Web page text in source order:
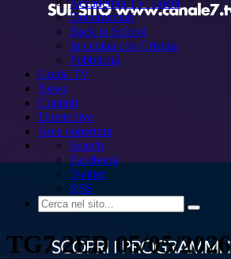
Accademia TV Talent
Documentari
Back to School
In cucina con Cristina
Pubblicità
Guida TV
News
Contatti
Dirette live
Area copertura
Search
Facebook
Twitter
RSS
TG7 2ED 05/05/2026